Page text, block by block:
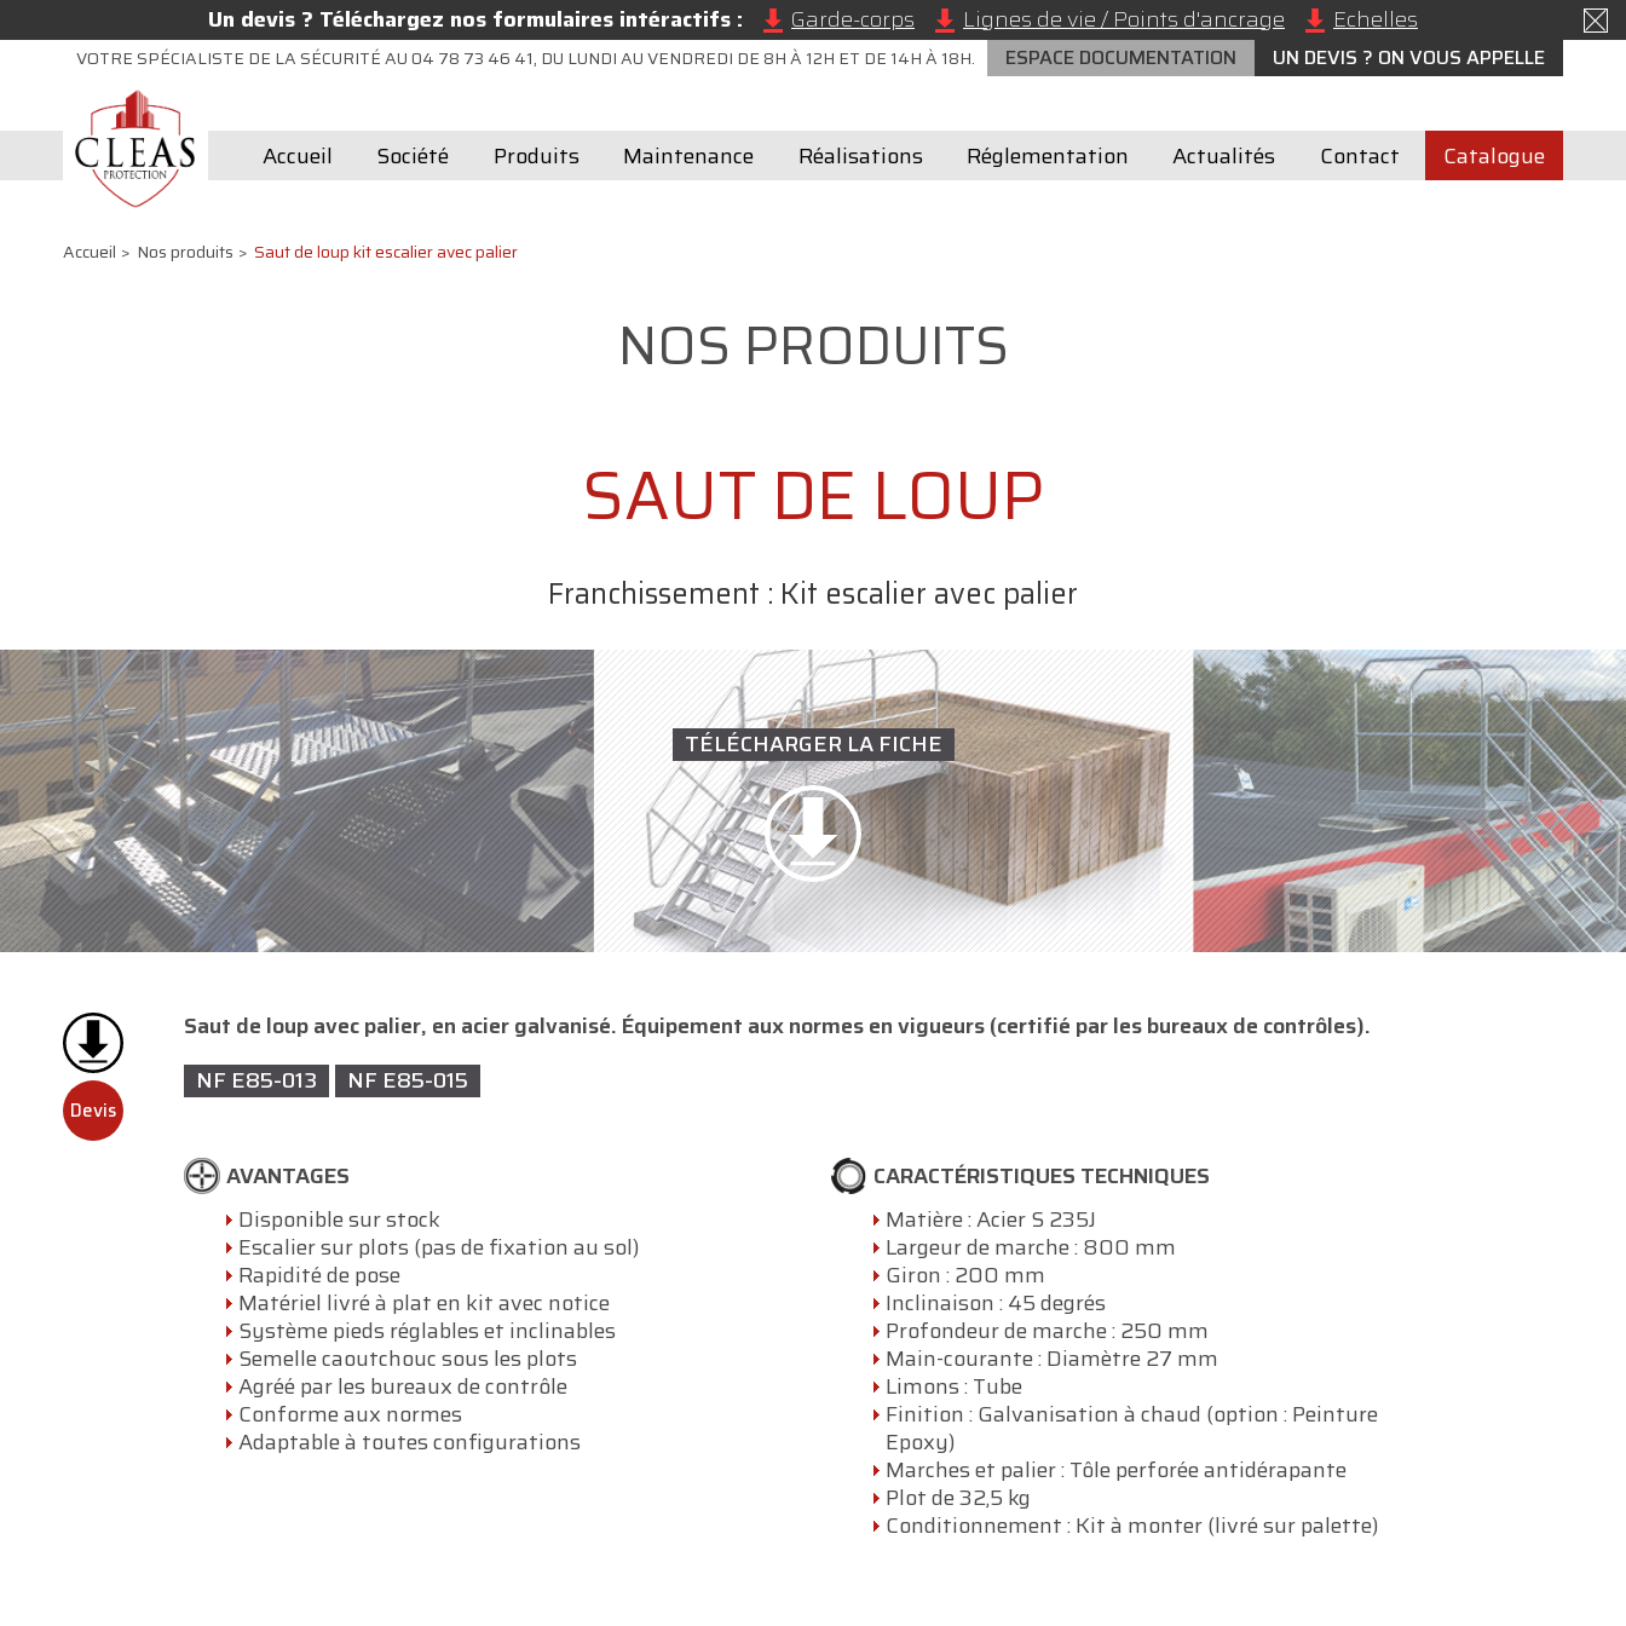
Un devis ? Téléchargez nos formulaires intéractifs : Garde-corps Lignes de vie / Points d'ancrage Echelles
VOTRE SPÉCIALISTE DE LA SÉCURITÉ AU 04 78 73 46 41, DU LUNDI AU VENDREDI DE 8H À 12H ET DE 14H À 18H. ESPACE DOCUMENTATION UN DEVIS ? ON VOUS APPELLE
Accueil Société Produits Maintenance Réalisations Réglementation Actualités Contact Catalogue
Accueil Nos produits Saut de loup kit escalier avec palier
NOS PRODUITS
SAUT DE LOUP
Franchissement : Kit escalier avec palier
TÉLÉCHARGER LA FICHE
Devis
Saut de loup avec palier, en acier galvanisé. Équipement aux normes en vigueurs (certifié par les bureaux de contrôles).
NF E85-013
NF E85-015
AVANTAGES
Disponible sur stock
Escalier sur plots (pas de fixation au sol)
Rapidité de pose
Matériel livré à plat en kit avec notice
Système pieds réglables et inclinables
Semelle caoutchouc sous les plots
Agréé par les bureaux de contrôle
Conforme aux normes
Adaptable à toutes configurations
CARACTÉRISTIQUES TECHNIQUES
Matière : Acier S 235J
Largeur de marche : 800 mm
Giron : 200 mm
Inclinaison : 45 degrés
Profondeur de marche : 250 mm
Main-courante : Diamètre 27 mm
Limons : Tube
Finition : Galvanisation à chaud (option : Peinture
Epoxy)
Marches et palier : Tôle perforée antidérapante
Plot de 32,5 kg
Conditionnement : Kit à monter (livré sur palette)